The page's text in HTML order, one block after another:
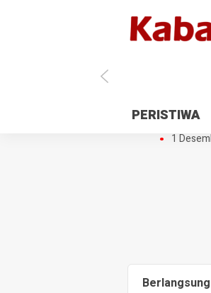
PERISTIWA
Gedung
1